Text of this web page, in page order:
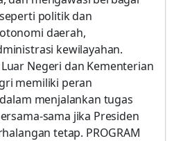
politik dan
daerah,
kewilayahan.
Negeri dan Kementerian
memiliki peran
menjalankan tugas
sama jika Presiden
tetap. PROGRAM